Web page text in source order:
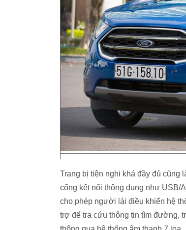
Trang bị tiện nghi khá đầy đủ cũng
cổng kết nối thông dụng như USB/
cho phép người lái điều khiển hệ
trợ để tra cứu thông tin tìm đường,